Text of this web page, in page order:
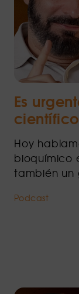
Es
Hoy
bioquímico
también un
Podcast